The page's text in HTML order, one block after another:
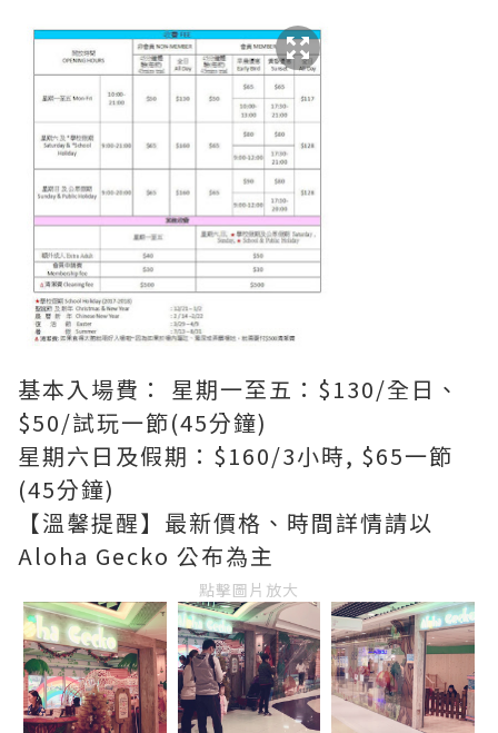
基本入場費： 星期一至五：$130/全日、
$50/試玩一節(45分鐘)
星期六日及假期：$160/3小時, $65一節
(45分鐘)
【溫馨提醒】最新價格、時間詳情請以
Aloha Gecko 公布為主
點擊圖片放大